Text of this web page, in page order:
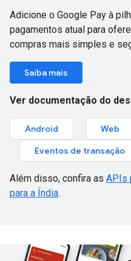
Adicione o Google Pay à
pagamentos atual para
compras mais simples e
Saiba mais
Ver documentação do
Android
Web
Eventos de transação
Além disso, confira as APIs
para a Índia.